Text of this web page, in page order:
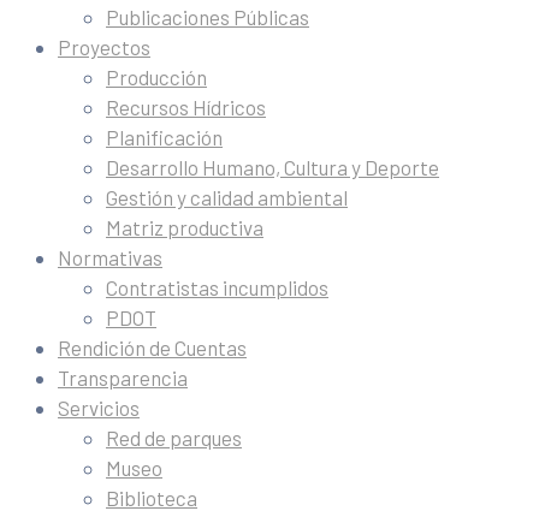
Publicaciones Públicas
Proyectos
Producción
Recursos Hídricos
Planificación
Desarrollo Humano, Cultura y Deporte
Gestión y calidad ambiental
Matriz productiva
Normativas
Contratistas incumplidos
PDOT
Rendición de Cuentas
Transparencia
Servicios
Red de parques
Museo
Biblioteca